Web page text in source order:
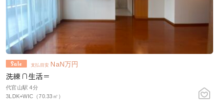
支払目安 NaN万円
洗練∩生活＝
代官山駅 4分
3LDK+WIC（70.33㎡）